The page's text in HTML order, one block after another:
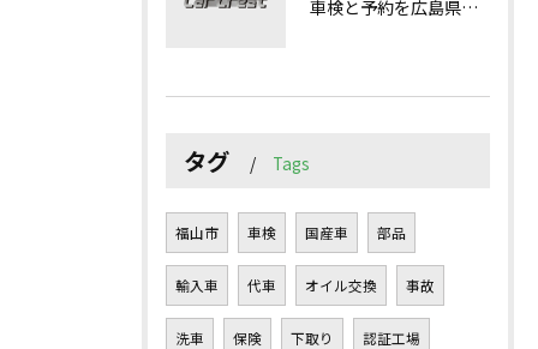
車検と予約を広島県で効率よく進めるための手続きガイド
タグ Tags
福山市 車検 国産車 部品
輸入車 代車 オイル交換 事故
洗車 保険 下取り 認証工場